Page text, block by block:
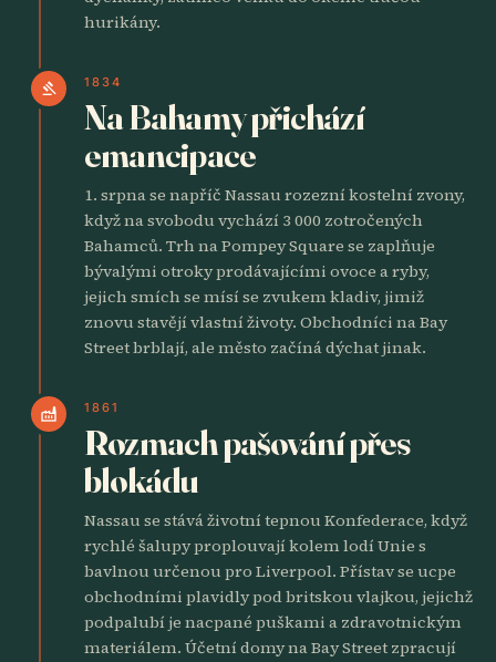
hurikány.
gavel 1834
Na Bahamy přichází
emancipace
1. srpna se napříč Nassau rozezní kostelní zvony,
když na svobodu vychází 3 000 zotročených
Bahamců. Trh na Pompey Square se zaplňuje
bývalými otroky prodávajícími ovoce a ryby,
jejich smích se mísí se zvukem kladiv, jimiž
znovu stavějí vlastní životy. Obchodníci na Bay
Street brblají, ale město začíná dýchat jinak.
factory 1861
Rozmach pašování přes
blokádu
Nassau se stává životní tepnou Konfederace, když
rychlé šalupy proplouvají kolem lodí Unie s
bavlnou určenou pro Liverpool. Přístav se ucpe
obchodními plavidly pod britskou vlajkou, jejichž
podpalubí je nacpané puškami a zdravotnickým
materiálem. Účetní domy na Bay Street zpracují